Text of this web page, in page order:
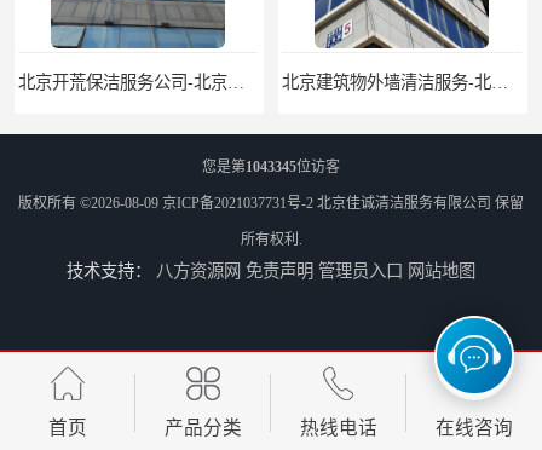
北京高空作业保洁服务-北京物业管理公司-北京家政服务公司
您是第1043345位访客
版权所有 ©2026-08-09 京ICP备2021037731号-2 北京佳诚清洁服务有限公司 保留
所有权利.
技术支持： 八方资源网 免责声明 管理员入口 网站地图
首页 产品分类 热线电话 在线咨询